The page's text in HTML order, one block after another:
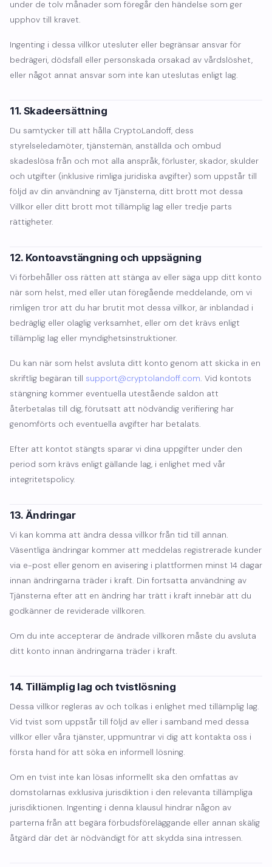
under de tolv månader som föregår den händelse som ger
upphov till kravet.
Ingenting i dessa villkor utesluter eller begränsar ansvar för
bedrägeri, dödsfall eller personskada orsakad av vårdslöshet,
eller något annat ansvar som inte kan uteslutas enligt lag.
11. Skadeersättning
Du samtycker till att hålla CryptoLandoff, dess
styrelseledamöter, tjänstemän, anställda och ombud
skadeslösa från och mot alla anspråk, förluster, skador, skulder
och utgifter (inklusive rimliga juridiska avgifter) som uppstår till
följd av din användning av Tjänsterna, ditt brott mot dessa
Villkor eller ditt brott mot tillämplig lag eller tredje parts
rättigheter.
12. Kontoavstängning och uppsägning
Vi förbehåller oss rätten att stänga av eller säga upp ditt konto
när som helst, med eller utan föregående meddelande, om vi
rimligen tror att du har brutit mot dessa villkor, är inblandad i
bedräglig eller olaglig verksamhet, eller om det krävs enligt
tillämplig lag eller myndighetsinstruktioner.
Du kan när som helst avsluta ditt konto genom att skicka in en
skriftlig begäran till support@cryptolandoff.com. Vid kontots
stängning kommer eventuella utestående saldon att
återbetalas till dig, förutsatt att nödvändig verifiering har
genomförts och eventuella avgifter har betalats.
Efter att kontot stängts sparar vi dina uppgifter under den
period som krävs enligt gällande lag, i enlighet med vår
integritetspolicy.
13. Ändringar
Vi kan komma att ändra dessa villkor från tid till annan.
Väsentliga ändringar kommer att meddelas registrerade kunder
via e-post eller genom en avisering i plattformen minst 14 dagar
innan ändringarna träder i kraft. Din fortsatta användning av
Tjänsterna efter att en ändring har trätt i kraft innebär att du
godkänner de reviderade villkoren.
Om du inte accepterar de ändrade villkoren måste du avsluta
ditt konto innan ändringarna träder i kraft.
14. Tillämplig lag och tvistlösning
Dessa villkor regleras av och tolkas i enlighet med tillämplig lag.
Vid tvist som uppstår till följd av eller i samband med dessa
villkor eller våra tjänster, uppmuntrar vi dig att kontakta oss i
första hand för att söka en informell lösning.
Om en tvist inte kan lösas informellt ska den omfattas av
domstolarnas exklusiva jurisdiktion i den relevanta tillämpliga
jurisdiktionen. Ingenting i denna klausul hindrar någon av
parterna från att begära förbudsföreläggande eller annan skälig
åtgärd där det är nödvändigt för att skydda sina intressen.